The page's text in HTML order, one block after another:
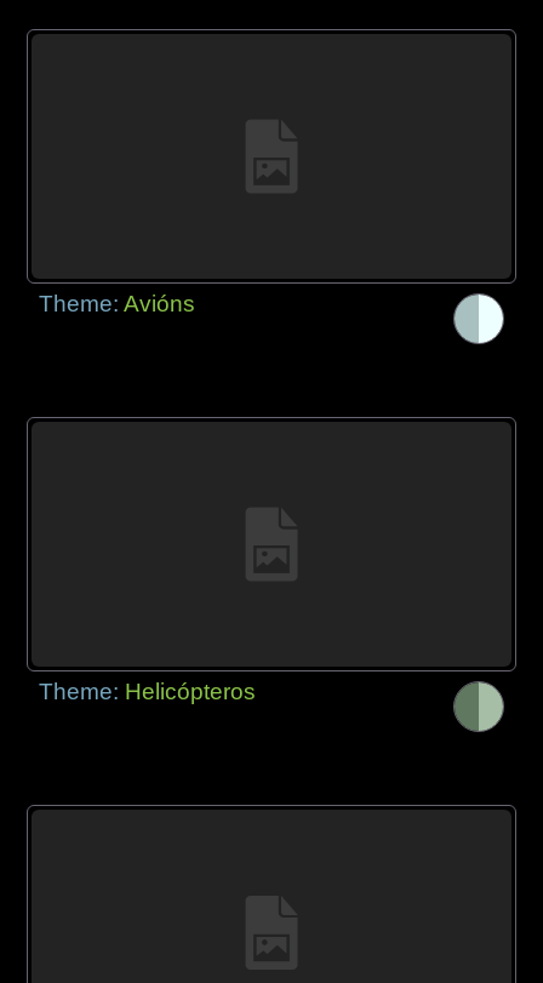
Theme:Avións
Theme: Helicópteros